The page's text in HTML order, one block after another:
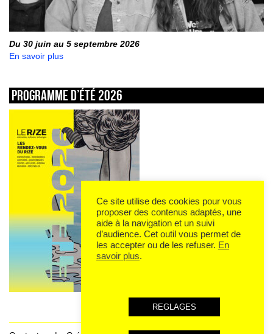
Du 30 juin au 5 septembre 2026
En savoir plus
Programme d’été 2026
Ce site utilise des cookies pour vous
proposer des contenus adaptés, une
aide à la navigation et un suivi
d’audience. Cet outil vous permet de
les accepter ou de les refuser. En
savoir plus.
REGLAGES